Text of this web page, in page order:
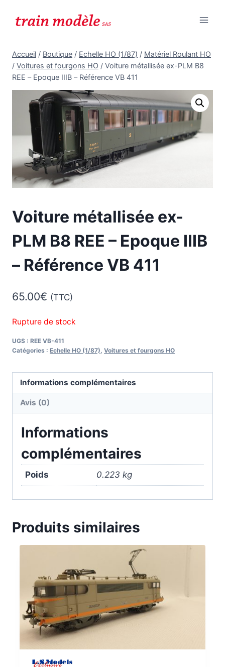
Accueil / Boutique / Echelle HO (1/87) / Matériel Roulant HO
/ Voitures et fourgons HO / Voiture métallisée ex-PLM B8
REE – Epoque IIIB – Référence VB 411
Voiture métallisée ex-
PLM B8 REE – Epoque IIIB
– Référence VB 411
65.00€ (TTC)
Rupture de stock
UGS : REE VB-411
Catégories : Echelle HO (1/87), Voitures et fourgons HO
Informations complémentaires
Avis (0)
Informations
complémentaires
Poids 0.223 kg
Produits similaires